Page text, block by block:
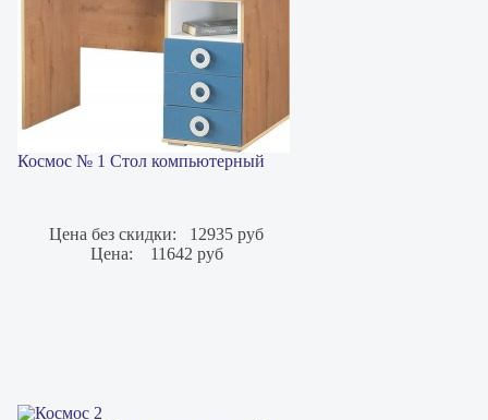
Космос № 1 Стол компьютерный
Цена без скидки:
12935 руб
Цена:
11642 руб